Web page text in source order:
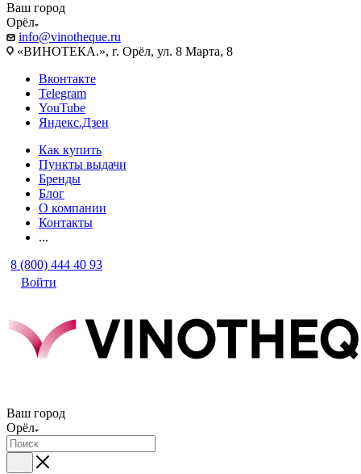
Ваш город
Орёл
info@vinotheque.ru
«ВИНОТЕКА.», г. Орёл, ул. 8 Марта, 8
Вконтакте
Telegram
YouTube
Яндекс.Дзен
Как купить
Пункты выдачи
Бренды
Блог
О компании
Контакты
...
8 (800) 444 40 93
Войти
Ваш город
Орёл